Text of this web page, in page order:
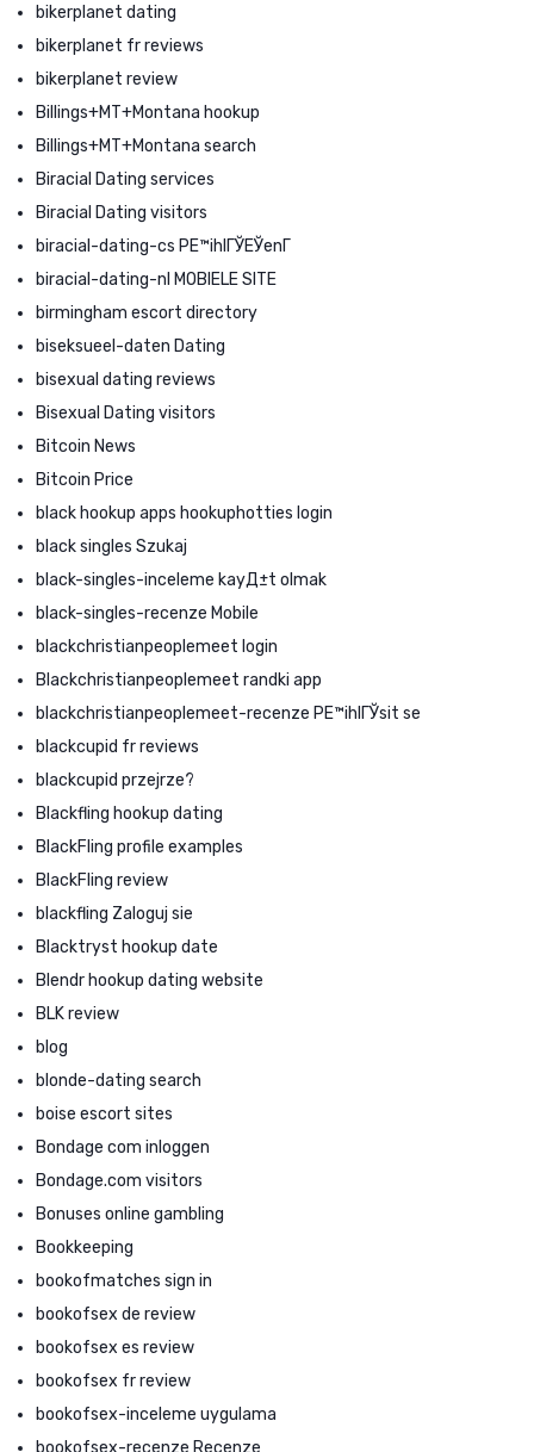
bikerplanet dating
bikerplanet fr reviews
bikerplanet review
Billings+MT+Montana hookup
Billings+MT+Montana search
Biracial Dating services
Biracial Dating visitors
biracial-dating-cs PЕ™ihlГЎЕЎenГ­
biracial-dating-nl MOBIELE SITE
birmingham escort directory
biseksueel-daten Dating
bisexual dating reviews
Bisexual Dating visitors
Bitcoin News
Bitcoin Price
black hookup apps hookuphotties login
black singles Szukaj
black-singles-inceleme kayД±t olmak
black-singles-recenze Mobile
blackchristianpeoplemeet login
Blackchristianpeoplemeet randki app
blackchristianpeoplemeet-recenze PЕ™ihlГЎsit se
blackcupid fr reviews
blackcupid przejrze?
Blackfling hookup dating
BlackFling profile examples
BlackFling review
blackfling Zaloguj sie
Blacktryst hookup date
Blendr hookup dating website
BLK review
blog
blonde-dating search
boise escort sites
Bondage com inloggen
Bondage.com visitors
Bonuses online gambling
Bookkeeping
bookofmatches sign in
bookofsex de review
bookofsex es review
bookofsex fr review
bookofsex-inceleme uygulama
bookofsex-recenze Recenze